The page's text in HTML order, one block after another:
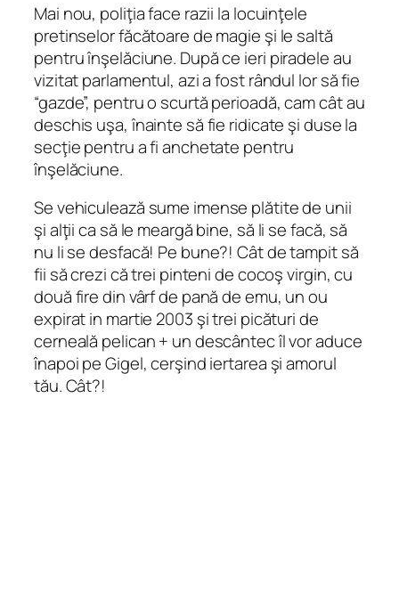
Mai nou, poliţia face razii la locuinţele
pretinselor făcătoare de magie şi le saltă
pentru înşelăciune. După ce ieri piradele au
vizitat parlamentul, azi a fost rândul lor să fie
“gazde”, pentru o scurtă perioadă, cam cât au
deschis uşa, înainte să fie ridicate şi duse la
secţie pentru a fi anchetate pentru
înşelăciune.
Se vehiculează sume imense plătite de unii
şi alţii ca să le meargă bine, să li se facă, să
nu li se desfacă! Pe bune?! Cât de tampit să
fii să crezi că trei pinteni de cocoş virgin, cu
două fire din vârf de pană de emu, un ou
expirat in martie 2003 şi trei picături de
cerneală pelican + un descântec îl vor aduce
înapoi pe Gigel, cerşind iertarea şi amorul
tău. Cât?!